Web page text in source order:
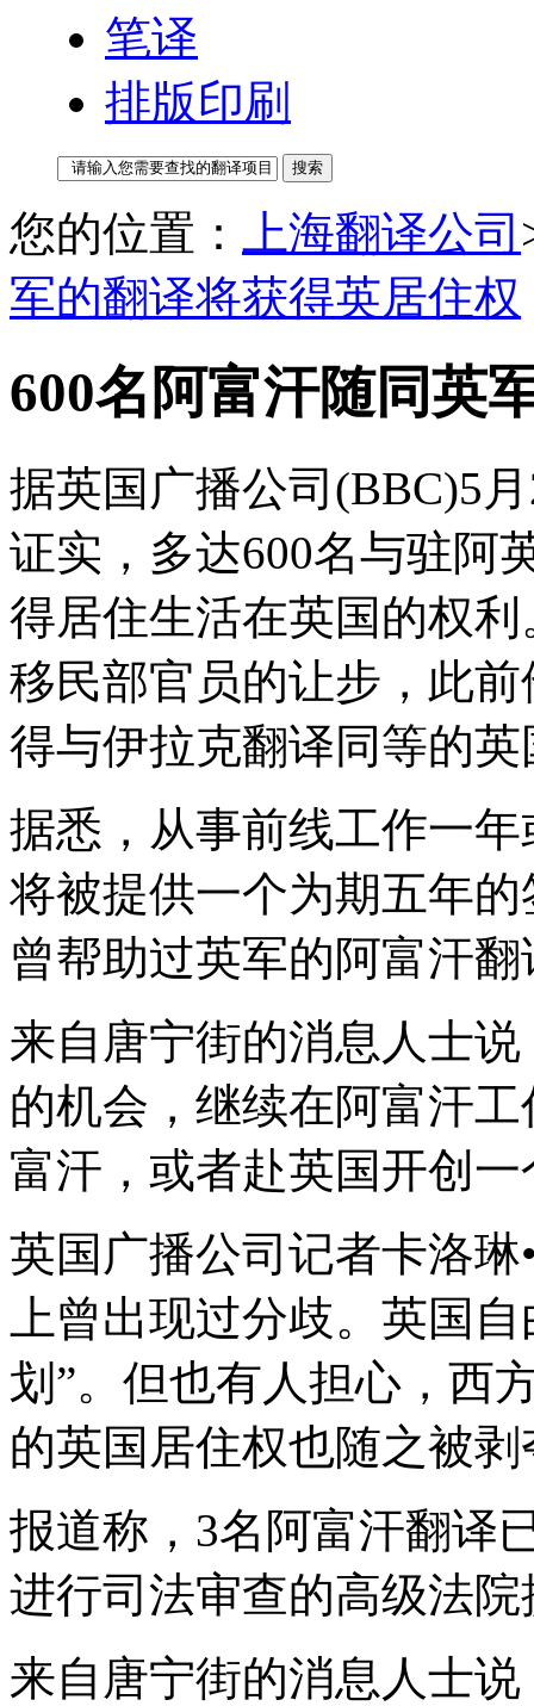
笔译
排版印刷
您的位置： 上海翻译公司
军的翻译将获得英居住权
600名阿富汗随同英
据英国广播公司(BBC)5
证实，多达600名与驻阿
得居住生活在英国的权
移民部官员的让步，此
得与伊拉克翻译同等的
据悉，从事前线工作一
将被提供一个为期五年
曾帮助过英军的阿富汗翻
来自唐宁街的消息人士
的机会，继续在阿富汗
富汗，或者赴英国开创
英国广播公司记者卡洛
上曾出现过分歧。英国
划”。但也有人担心，西
的英国居住权也随之被
报道称，3名阿富汗翻译
进行司法审查的高级法
来自唐宁街的消息人士